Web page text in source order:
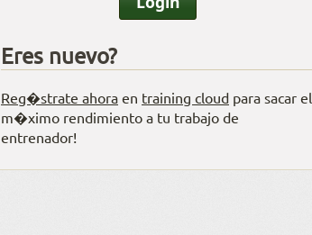
Eres nuevo?
Reg�strate ahora en training cloud para sacar el
m�ximo rendimiento a tu trabajo de
entrenador!